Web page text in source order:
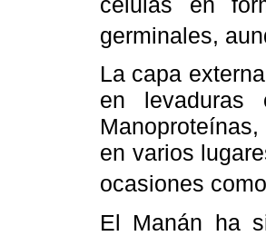
germinales,
La capa
en levaduras
en varios
ocasiones
El Manán ha